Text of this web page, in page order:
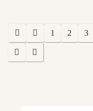
1 2 3